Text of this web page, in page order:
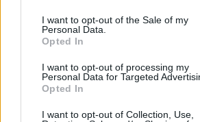
I want to opt-out of the Sale of my
Personal Data.
Opted In
I want to opt-out of processing my
Personal Data for Targeted
Opted In
I want to opt-out of Collection, Use,
29°C
3 Μπφ Δ